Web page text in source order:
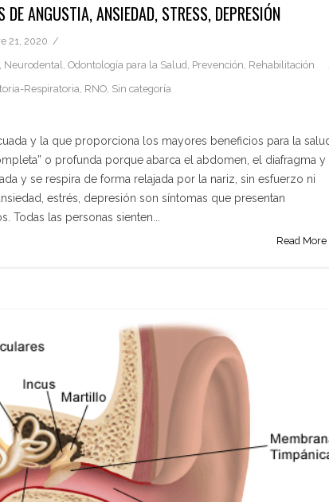
DE ANGUSTIA, ANSIEDAD, STRESS, DEPRESIÓN
21, 2020
Neurodental Odontología para la Salud Prevención Rehabilitación
Respiratoria RNO Sin categoría
y la que proporciona los mayores beneficios para la salud
o profunda porque abarca el abdomen, el diafragma y
y se respira de forma relajada por la nariz, sin esfuerzo ni
estrés, depresión son síntomas que presentan
Todas las personas sienten...
Read